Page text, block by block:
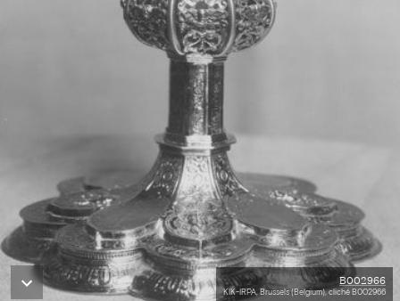
B002966
KIK-IRPA, Brussels (Belgium), cliché B002966